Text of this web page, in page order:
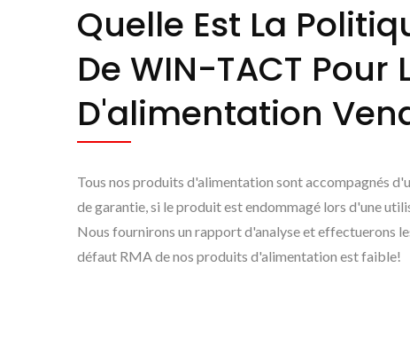
Quelle Est La
De WIN-TACT Pour
D'alimentation
Tous nos produits d'alimentation sont accompagnés
de garantie, si le produit est endommagé lors d'une
Nous fournirons un rapport d'analyse et effectuerons
défaut RMA de nos produits d'alimentation est faible!